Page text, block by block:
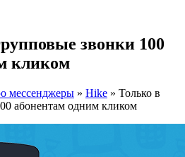
звонки 100
кликом
мессенджеры » Hike » Только в
абонентам одним кликом